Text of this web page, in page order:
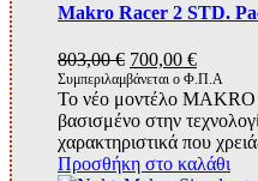
Makro Racer 2 STD.
803,00€ Original
price
was:
803,00 €.
700,00 €Η
τρέχουσα
τιμή
είναι:
700,00
Συμπεριλαμβάνεται ο Φ.Π.Α
Το νέο μοντέλο MAKRO
βασισμένο στην
χαρακτηριστικά που
Προσθήκη στο καλάθι